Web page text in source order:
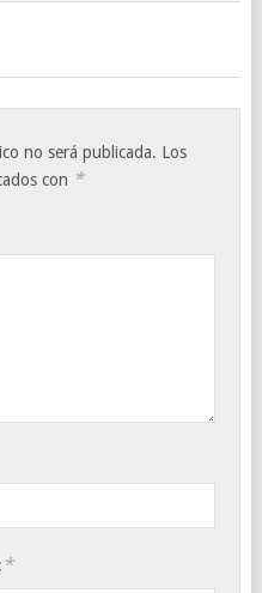
no será publicada. Los
con *
*